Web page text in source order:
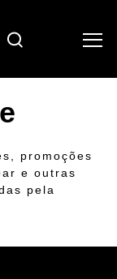
Pesquisar
promoções
e outras
pela